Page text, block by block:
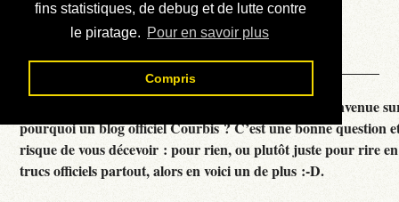
fins statistiques, de debug et de lutte contre
le piratage. Pour en savoir plus
Compris
Téléchargement
Contact
Courbis, « LE » Blog Officiel - je vous souhaite la bienvenue
pourquoi un blog officiel Courbis ? C’est une bonne question
risque de vous décevoir : pour rien, ou plutôt juste pour rire
trucs officiels partout, alors en voici un de plus :-D.